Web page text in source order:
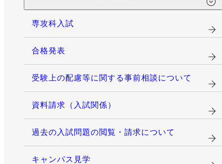
専攻科入試
合格発表
受験上の配慮等に関する事前相談について
資料請求（入試関係）
過去の入試問題の閲覧・請求について
キャンパス見学